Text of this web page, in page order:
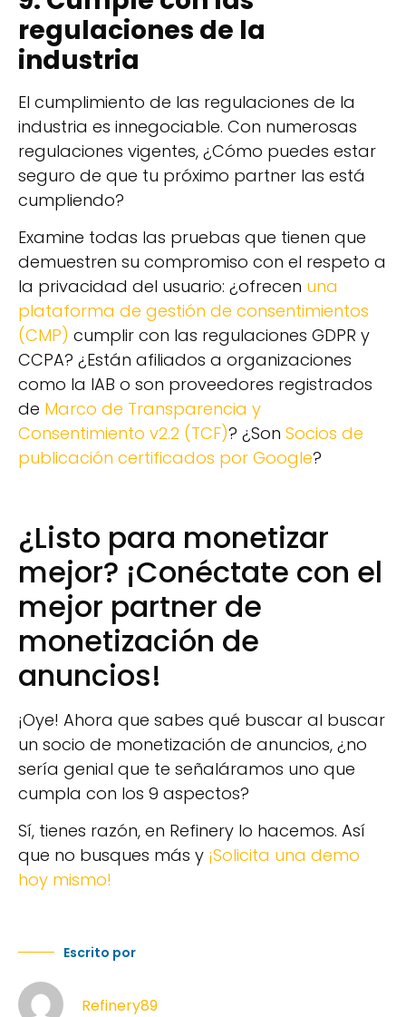
regulaciones de la
industria
El cumplimiento de las regulaciones de la
industria es innegociable. Con numerosas
regulaciones vigentes, ¿Cómo puedes estar
seguro de que tu próximo partner las está
cumpliendo?
Examine todas las pruebas que tienen que
demuestren su compromiso con el respeto a
la privacidad del usuario: ¿ofrecen una
plataforma de gestión de consentimientos
(CMP) cumplir con las regulaciones GDPR y
CCPA? ¿Están afiliados a organizaciones
como la IAB o son proveedores registrados
de Marco de Transparencia y
Consentimiento v2.2 (TCF)? ¿Son Socios de
publicación certificados por Google?
¿Listo para monetizar
mejor? ¡Conéctate con el
mejor partner de
monetización de
anuncios!
¡Oye! Ahora que sabes qué buscar al buscar
un socio de monetización de anuncios, ¿no
sería genial que te señaláramos uno que
cumpla con los 9 aspectos?
Sí, tienes razón, en Refinery lo hacemos. Así
que no busques más y ¡Solicita una demo
hoy mismo!
Escrito por
Refinery89